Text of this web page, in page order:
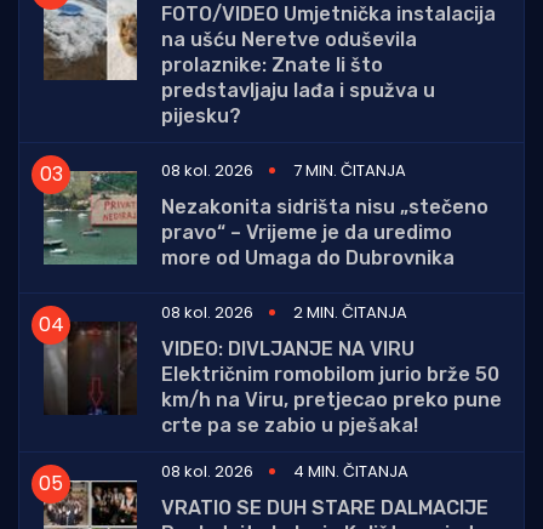
FOTO/VIDEO Umjetnička instalacija
na ušću Neretve oduševila
prolaznike: Znate li što
predstavljaju lađa i spužva u
pijesku?
08 kol. 2026
7 MIN. ČITANJA
Nezakonita sidrišta nisu „stečeno
pravo“ – Vrijeme je da uredimo
more od Umaga do Dubrovnika
08 kol. 2026
2 MIN. ČITANJA
VIDEO: DIVLJANJE NA VIRU
Električnim romobilom jurio brže 50
km/h na Viru, pretjecao preko pune
crte pa se zabio u pješaka!
08 kol. 2026
4 MIN. ČITANJA
VRATIO SE DUH STARE DALMACIJE